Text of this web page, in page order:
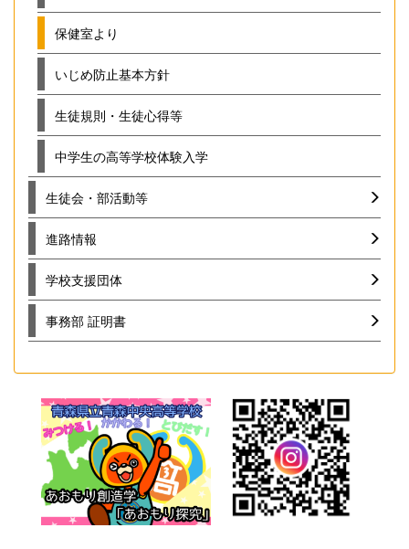
保健室より
いじめ防止基本方針
生徒規則・生徒心得等
中学生の高等学校体験入学
生徒会・部活動等
進路情報
学校支援団体
事務部 証明書